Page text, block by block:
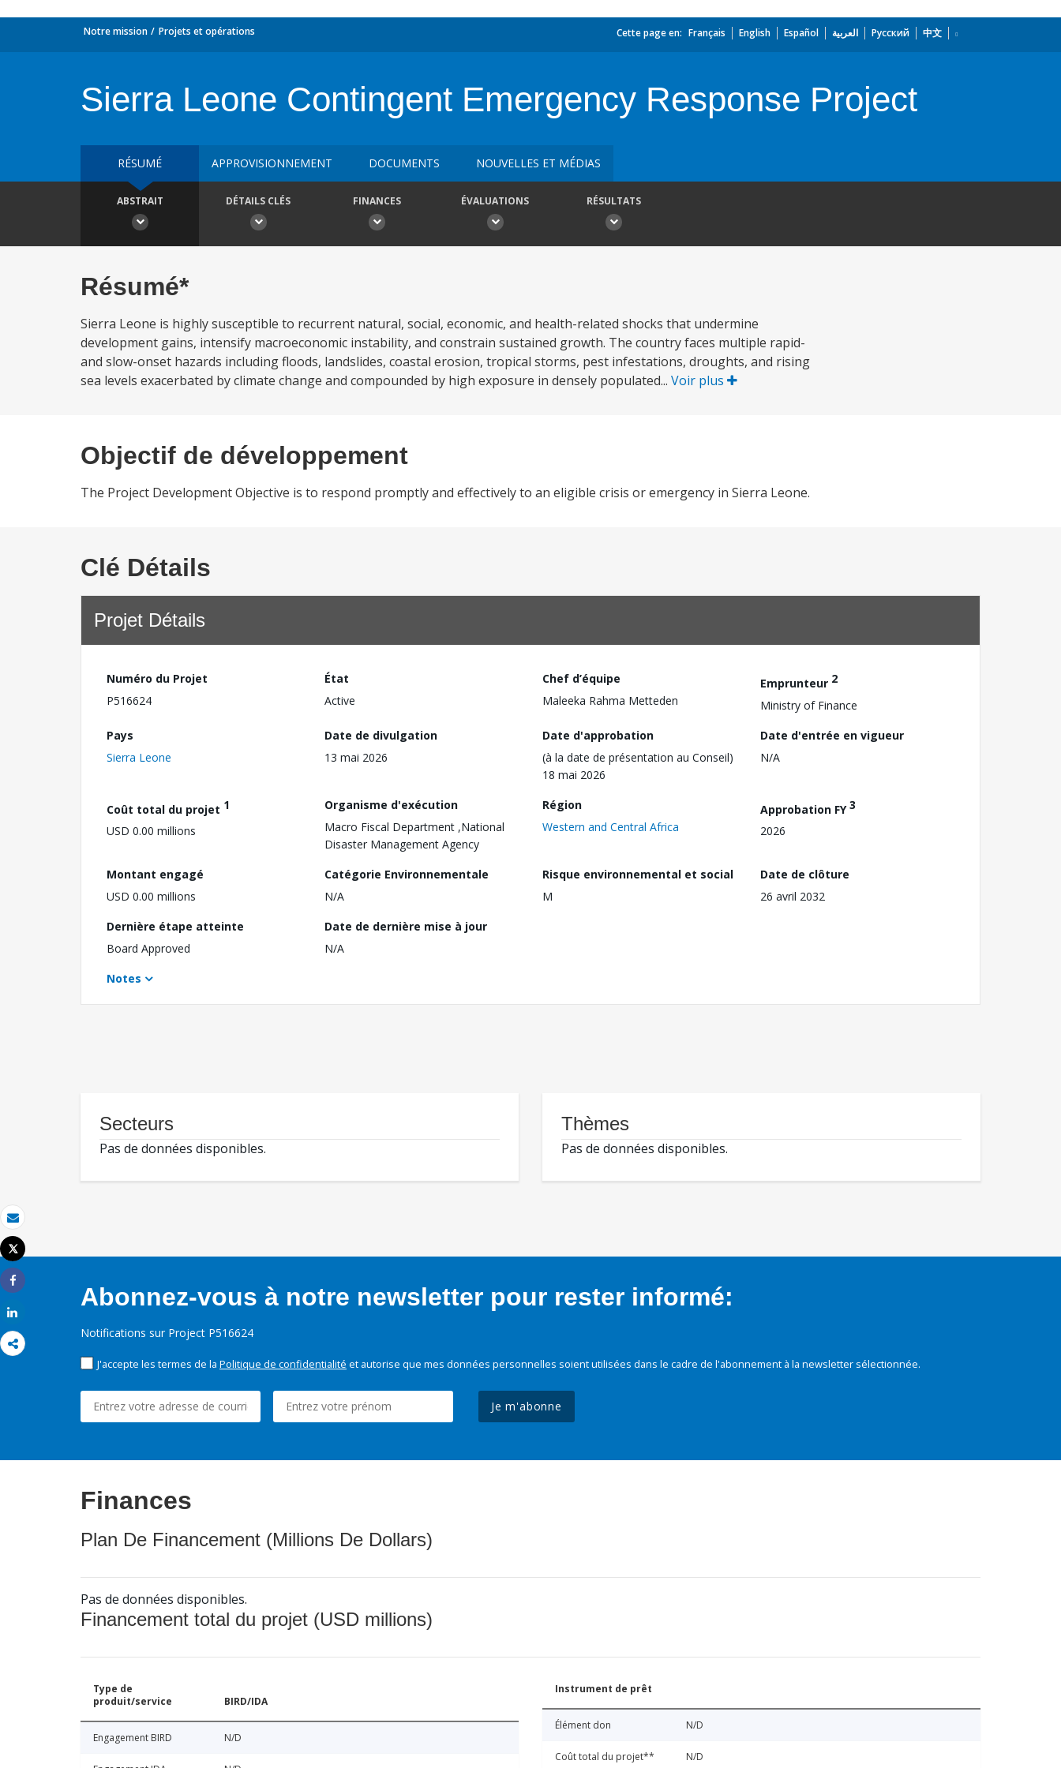
Email
Imprimer
Tweet
Share
Notre mission Projets et opérations Cette page en: Français English Español العربية Русский 中文
Sierra Leone Contingent Emergency Response Project
RÉSUMÉ APPROVISIONNEMENT DOCUMENTS NOUVELLES ET MÉDIAS
ABSTRAIT DÉTAILS CLÉS FINANCES ÉVALUATIONS RÉSULTATS
Résumé*
Sierra Leone is highly susceptible to recurrent natural, social, economic, and health-related shocks that undermine
development gains, intensify macroeconomic instability, and constrain sustained growth. The country faces multiple rapid-
and slow-onset hazards including floods, landslides, coastal erosion, tropical storms, pest infestations, droughts, and rising
sea levels exacerbated by climate change and compounded by high exposure in densely populated... Voir plus
Objectif de développement
The Project Development Objective is to respond promptly and effectively to an eligible crisis or emergency in Sierra Leone.
Clé Détails
Projet Détails
Numéro du Projet
P516624
État
Active
Chef d’équipe
Maleeka Rahma Metteden
Emprunteur 2
Ministry of Finance
Pays
Sierra Leone
Date de divulgation
13 mai 2026
Date d'approbation
(à la date de présentation au Conseil)
18 mai 2026
Date d'entrée en vigueur
N/A
Coût total du projet 1
USD 0.00 millions
Organisme d'exécution
Macro Fiscal Department ,National
Disaster Management Agency
Région
Western and Central Africa
Approbation FY3
2026
Montant engagé
USD 0.00 millions
Catégorie Environnementale
N/A
Risque environnemental et social
M
Date de clôture
26 avril 2032
Dernière étape atteinte
Board Approved
Date de dernière mise à jour
N/A
Notes
Secteurs
Pas de données disponibles.
Thèmes
Pas de données disponibles.
Abonnez-vous à notre newsletter pour rester informé:
Notifications sur Project P516624
J'accepte les termes de la Politique de confidentialité et autorise que mes données personnelles soient utilisées dans le cadre de l'abonnement à la newsletter sélectionnée.
Je m'abonne
Finances
Plan De Financement (Millions De Dollars)
Pas de données disponibles.
Financement total du projet (USD millions)
Type de
produit/service
BIRD/IDA
Engagement BIRD N/D
Instrument de prêt
Élément don N/D
Coût total du projet** N/D